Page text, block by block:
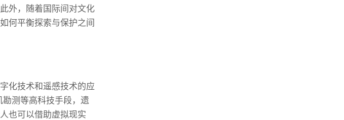
外，随着国际间对文化
何平衡探索与保护之间
化技术和遥感技术的应
测等高科技手段，遗
也可以借助虚拟现实